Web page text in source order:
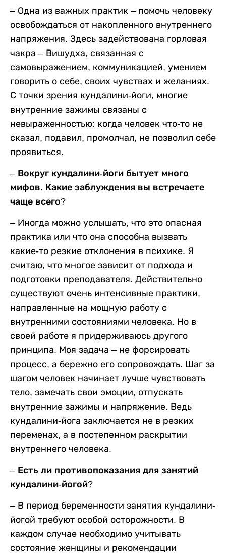
– Одна из важных практик – помочь человеку
освобождаться от накопленного внутреннего
напряжения. Здесь задействована горловая
чакра – Вишудха, связанная с
самовыражением, коммуникацией, умением
говорить о себе, своих чувствах и желаниях.
С точки зрения кундалини-йоги, многие
внутренние зажимы связаны с
невыраженностью: когда человек что-то не
сказал, подавил, промолчал, не позволил себе
проявиться.
– Вокруг кундалини-йоги бытует много
мифов. Какие заблуждения вы встречаете
чаще всего?
– Иногда можно услышать, что это опасная
практика или что она способна вызвать
какие-то резкие отклонения в психике. Я
считаю, что многое зависит от подхода и
подготовки преподавателя. Действительно
существуют очень интенсивные практики,
направленные на мощную работу с
внутренними состояниями человека. Но в
своей работе я придерживаюсь другого
принципа. Моя задача – не форсировать
процесс, а бережно его сопровождать. Шаг за
шагом человек начинает лучше чувствовать
тело, замечать свои эмоции, отпускать
внутренние зажимы и напряжение. Ведь
кундалини-йога заключается не в резких
переменах, а в постепенном раскрытии
внутреннего человека.
– Есть ли противопоказания для занятий
кундалини-йогой?
– В период беременности занятия кундалини-
йогой требуют особой осторожности. В
каждом случае необходимо учитывать
состояние женщины и рекомендации